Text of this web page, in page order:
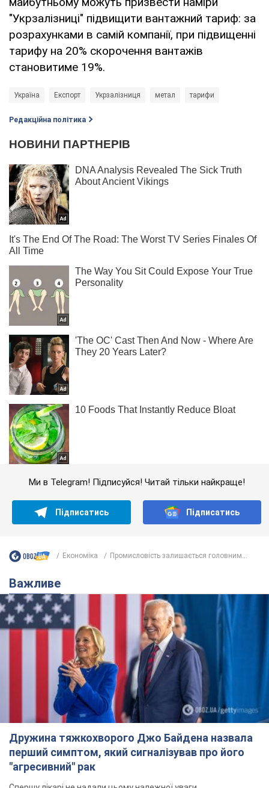
"Укрзалізниці" підвищити вантажний тариф: за
розрахунками в самій компанії, при підвищенні
тарифу на 20% скорочення вантажів
становитиме 19%.
Україна Експорт Укрзалізниця метал тарифи
Редакційна політика
Ми в Telegram! Підписуйся! Читай тільки найкраще!
Підписатись Підписатись
Економіка Промисловість залишається головним...
Важливе
Дружина тяжкохворого Джо Байдена назвала
перший симптом, який сигналізував про його
"агресивний" рак